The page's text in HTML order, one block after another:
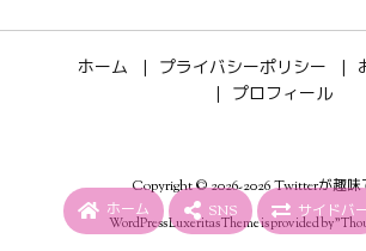
ホーム プライバシーポリシー
プロフィール
Copyright ©2026-2026Twitterが趣味
WordPress Luxeritas Theme is provided by "
ホーム SNS サイドバ